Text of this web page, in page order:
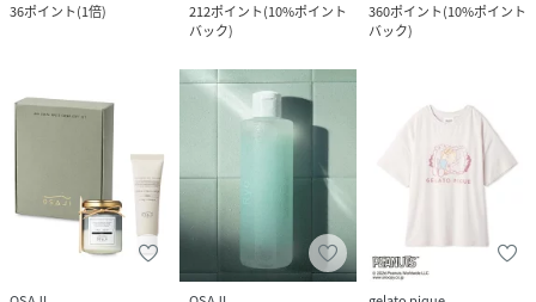
36ポイント(1倍)
212ポイント(10%ポイント
バック)
360ポイント(10%ポイント
バック)